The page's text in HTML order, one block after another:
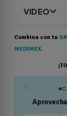
VIDEO
Combina con tu
MEDIMEX.